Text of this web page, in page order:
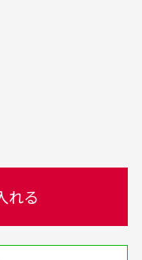
れる